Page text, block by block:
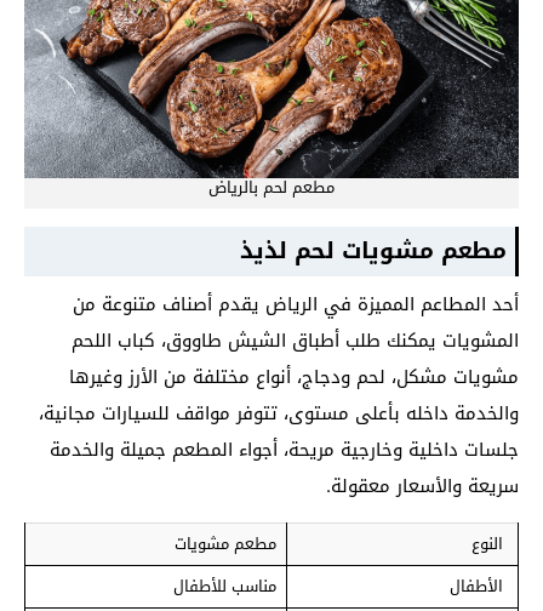
مطعم لحم بالرياض
مطعم مشويات لحم لذيذ
أحد المطاعم المميزة في الرياض يقدم أصناف متنوعة من
المشويات يمكنك طلب أطباق الشيش طاووق، كباب اللحم
مشويات مشكل، لحم ودجاج، أنواع مختلفة من الأرز وغيرها
والخدمة داخله بأعلى مستوى، تتوفر مواقف للسيارات مجانية،
جلسات داخلية وخارجية مريحة، أجواء المطعم جميلة والخدمة
سريعة والأسعار معقولة.
النوع
مطعم مشويات
الأطفال
مناسب للأطفال